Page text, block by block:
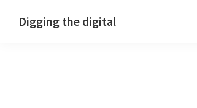
Digging the digital